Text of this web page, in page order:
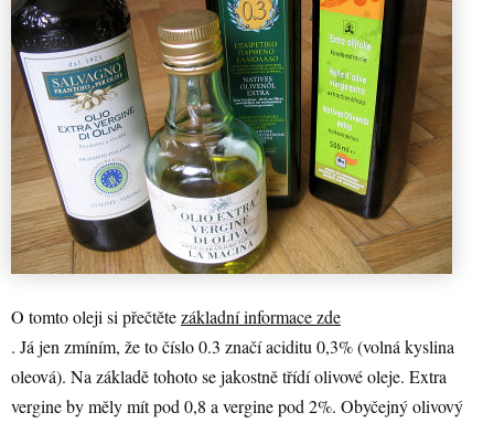
O tomto oleji si přečtětezákladní informace zde
. Já jen zmíním, že to číslo 0.3 značí aciditu 0,3% (volná kyslina
oleová). Na základě tohoto se jakostně třídí olivové oleje. Extra
vergine by měly mít pod 0,8 a vergine pod 2%. Obyčejný olivový